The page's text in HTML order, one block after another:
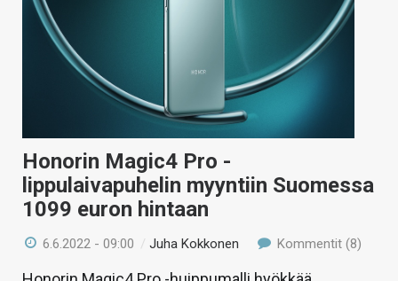
Honorin Magic4 Pro -
lippulaivapuhelin myyntiin Suomessa
1099 euron hintaan
6.6.2022 - 09:00 /Juha Kokkonen Kommentit (8)